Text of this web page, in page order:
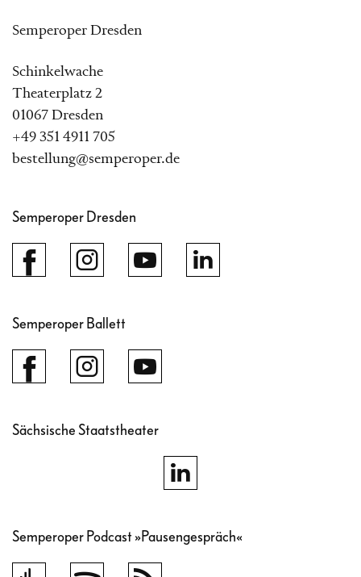
Semperoper Dresden
Schinkelwache
Theaterplatz 2
01067 Dresden
+49 351 4911 705
bestellung@semperoper.de
Semperoper Dresden
Semperoper Ballett
Sächsische Staatstheater
Semperoper Podcast »Pausengespräch«